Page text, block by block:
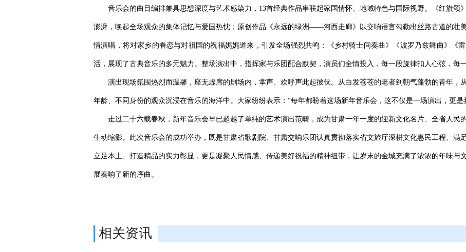
音乐会的曲目编排兼具思想深度与艺术感染力，13首经典作品串联起家国情怀、地域特色与国际视野。《红旗颂
澎湃，唤起全场观众的集体记忆与爱国热忱；原创作品《永远的绿洲——河西走廊》以交响语言勾勒出丝路古道的壮
情演唱，将对家乡的眷恋与对祖国的祝福娓娓道来，引发全场强烈共鸣；《乡村骑士间奏曲》《波罗乃兹舞曲》《
活，展现了古典音乐的多元魅力。整场演出中，指挥家与乐团配合默契，演员们全情投入，每一段旋律扣人心弦，每
演出现场氛围热烈而温馨，座无虚席的剧场内，掌声、欢呼声此起彼伏。从白发苍苍的老者到朝气蓬勃的青年，
年龄、不同身份的观众沉浸在音乐的海洋中。大家纷纷表示：“每年都盼着这场新年音乐会，这不仅是一场演出，更
走过二十六载春秋，新年音乐会早已超越了单纯的艺术演出范畴，成为甘肃一年一度的迎新文化名片、全省人民
生动缩影。此次音乐会的成功举办，既是甘肃省歌剧院、甘肃交响乐团认真贯彻落实省文旅厅深耕文化惠民工程、满
立足本土、打造精品的实力彰显，更是凝聚人民情感、传递美好祝福的精神纽带，让岁末的金城充满了浓浓的年味与
展奏响了新的序曲。
相关资讯